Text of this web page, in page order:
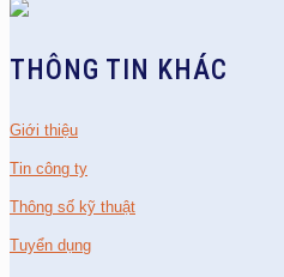
THÔNG TIN KHÁC
Giới thiệu
Tin công ty
Thông số kỹ thuật
Tuyển dụng